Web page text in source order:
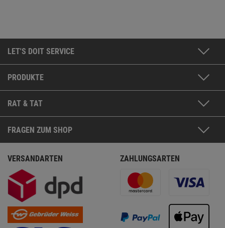
LET'S DOIT SERVICE
PRODUKTE
RAT & TAT
FRAGEN ZUM SHOP
VERSANDARTEN ZAHLUNGSARTEN